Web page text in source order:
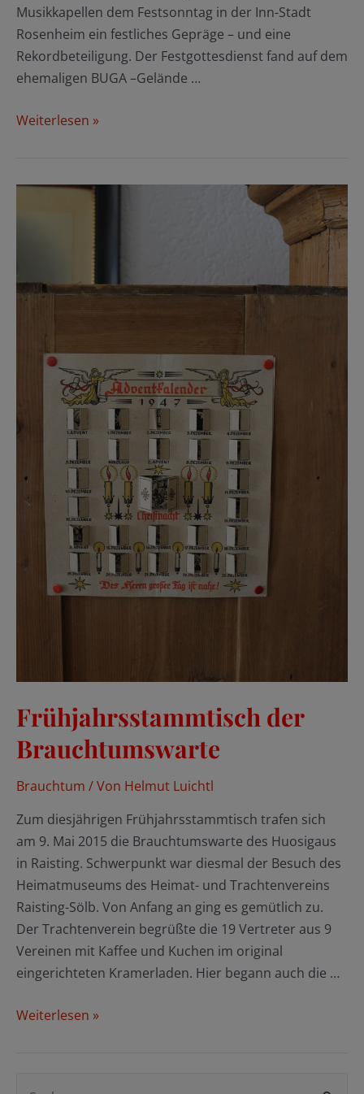
Musikkapellen dem Festsonntag in der Inn-Stadt
Rosenheim ein festliches Gepräge – und eine
Rekordbeteiligung. Der Festgottesdienst fand auf dem
ehemaligen BUGA –Gelände …
Der
den
Weiterlesen »
Frühjahrsstammtisch der
Brauchtumswarte
Brauchtum / Von Helmut Luichtl
Zum diesjährigen Frühjahrsstammtisch trafen sich
am 9. Mai 2015 die Brauchtumswarte des Huosigaus
in Raisting. Schwerpunkt war diesmal der Besuch des
Heimatmuseums des Heimat- und Trachtenvereins
Raisting-Sölb. Von Anfang an ging es gemütlich zu.
Der Trachtenverein begrüßte die 19 Vertreter aus 9
Vereinen mit Kaffee und Kuchen im original
eingerichteten Kramerladen. Hier begann auch die …
Frühjahrsstammtisch
Weiterlesen »